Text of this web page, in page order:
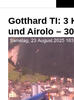
Gotthard TI: 3
und Airolo –